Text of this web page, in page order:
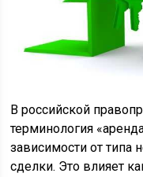
В российской
терминология
зависимости от типа
сделки. Это влияет